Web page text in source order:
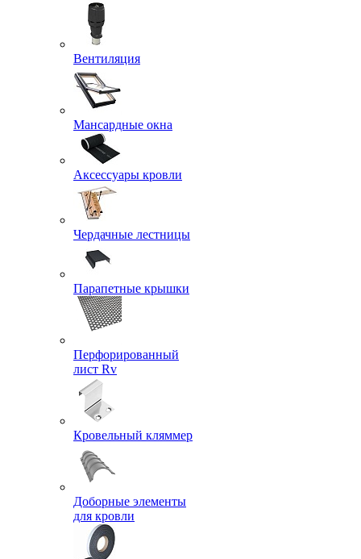
Вентиляция
Мансардные окна
Аксессуары кровли
Чердачные лестницы
Парапетные крышки
Перфорированный
лист Rv
Кровельный кляммер
Доборные элементы
для кровли